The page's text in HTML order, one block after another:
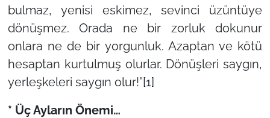
bulmaz, yenisi eskimez, sevinci üzüntüye
dönüşmez. Orada ne bir zorluk dokunur
onlara ne de bir yorgunluk. Azaptan ve kötü
hesaptan kurtulmuş olurlar. Dönüşleri saygın,
yerleşkeleri saygın olur!”[1]
* Üç Ayların Önemi…